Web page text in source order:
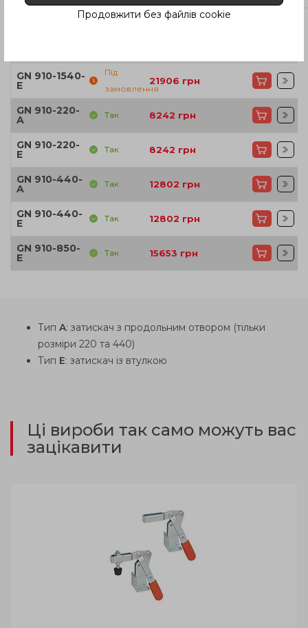
GN 910-1540-
E
Під
замовлення
21906 грн
GN 910-220-
A Так 8242 грн
GN 910-220-
E Так 8242 грн
GN 910-440-
A Так 12802 грн
GN 910-440-
E Так 12802 грн
GN 910-850-
E Так 15653 грн
Тип A: затискач з продольним отвором (тільки
розміри 220 та 440)
Тип E: затискач із втулкою
Ці вироби так само можуть вас
зацікавити
Продовжити без файлів cookie